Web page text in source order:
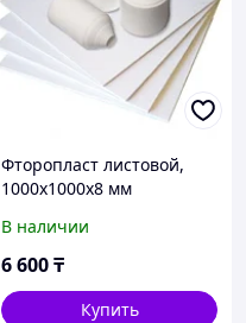
Фторопласт листовой,
1000х1000х8 мм
В наличии
6 600₸
Купить